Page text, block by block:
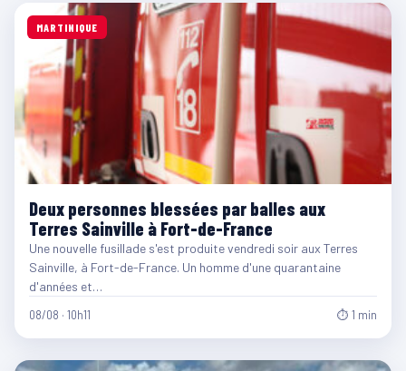
MARTINIQUE
Deux personnes blessées par balles aux
Terres Sainville à Fort-de-France
Une nouvelle fusillade s'est produite vendredi soir aux Terres
Sainville, à Fort-de-France. Un homme d'une quarantaine
d'années et…
08/08 · 10h11 ⏱ 1 min